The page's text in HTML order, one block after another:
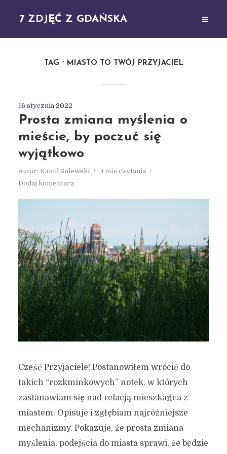
7 ZDJĘĆ Z GDAŃSKA
TAG MIASTO TO TWÓJ PRZYJACIEL
16 stycznia 2022
Prosta zmiana myślenia o
mieście, by poczuć się
wyjątkowo
Autor: Kamil Sulewski
3 min czytania
Dodaj komentarz
Cześć Przyjaciele! Postanowiłem wrócić do
takich “rozkminkowych” notek, w których
zastanawiam się nad relacją mieszkańca z
miastem. Opisuje i zgłębiam najróżniejsze
mechanizmy. Pokazuje, że prosta zmiana
myślenia, podejścia do miasta sprawi, że będzie